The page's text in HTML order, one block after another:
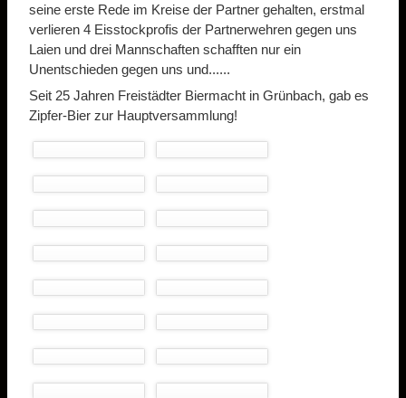
seine erste Rede im Kreise der Partner gehalten, erstmal
verlieren 4 Eisstockprofis der Partnerwehren gegen uns
Laien und drei Mannschaften schafften nur ein
Unentschieden gegen uns und......
Seit 25 Jahren Freistädter Biermacht in Grünbach, gab es
Zipfer-Bier zur Hauptversammlung!